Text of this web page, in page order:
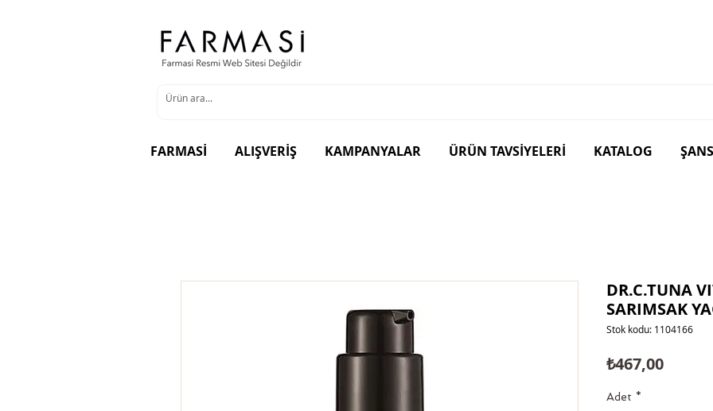
FARMASİ ALIŞVERİŞ KAMPANYALAR ÜRÜN TAVSİYELERİ KATALOG
DR.C.TUNA
SARIMSAK
Stok kodu: 1104166
₺467,00Fiyat
Adet *